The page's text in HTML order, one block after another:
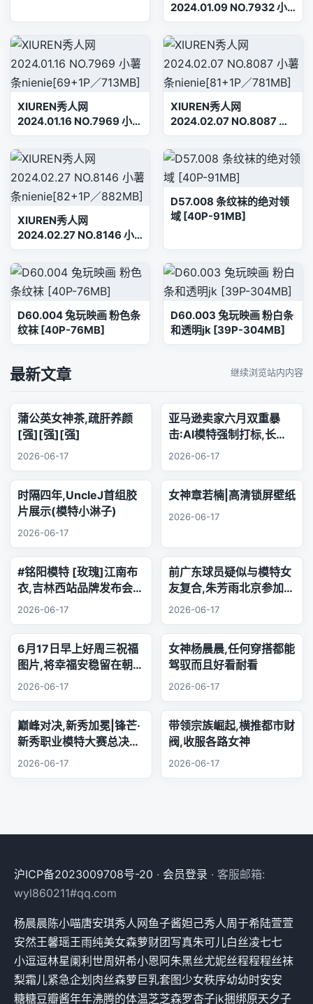
2024.01.09 NO.7932 小
薯条nienie[95+1P／
915MB]
XIUREN秀人网
2024.01.16 NO.7969 小薯
条nienie[69+1P／
713MB]
XIUREN秀人网
2024.02.07 NO.8087 小
薯条nienie[81+1P／
781MB]
XIUREN秀人网
2024.02.27 NO.8146 小
薯条nienie[82+1P／
882MB]
D57.008 条纹袜的绝对领
域 [40P-91MB]
D60.004 兔玩映画 粉色条
纹袜 [40P-76MB]
D60.003 兔玩映画 粉白条
和透明jk [39P-304MB]
最新文章 继续浏览站内内容
蒲公英女神茶,疏肝养颜
[强][强][强]
2026-06-17
亚马逊卖家六月双重暴
击:AI模特强制打标,长标
题时代正式终结
2026-06-17
时隔四年,UncleJ首组胶
片展示(模特小淋子)
2026-06-17
女神章若楠|高清锁屏壁纸
2026-06-17
#铭阳模特 [玫瑰]江南布
衣,吉林西站品牌发布会..
乐器演奏
2026-06-17
前广东球员疑似与模特女
友复合,朱芳雨北京参加品
牌活动,王少杰韩国游玩
2026-06-17
6月17日早上好周三祝福
图片,将幸福安稳留在朝夕
身旁,把珍贵友谊珍藏心
欢声笑语陪伴每日日常.
2026-06-17
女神杨晨晨,任何穿搭都能
驾驭而且好看耐看
2026-06-17
巅峰对决,新秀加冕|锋芒·
新秀职业模特大赛总决赛,
三幕秀场演绎极致美学
2026-06-17
带领宗族崛起,横推都市财
阀,收服各路女神
2026-06-17
沪ICP备2023009708号-20 · 会员登录 · 客服邮箱:
wyl860211#qq.com
杨晨晨陈小喵唐安琪秀人网鱼子酱妲己秀人周于希陆萱萱
安然王馨瑶王雨纯美女森萝财团写真朱可儿白丝凌七七
小逗逗林星阑利世周妍希小恩阿朱黑丝尤妮丝程程程丝袜
梨霜儿紧急企划 肉丝森萝 巨乳套图少女秩序幼幼时安安
糖糖豆瓣酱年年沸腾的体温芝芝森罗杏子jk捆绑原天夕子